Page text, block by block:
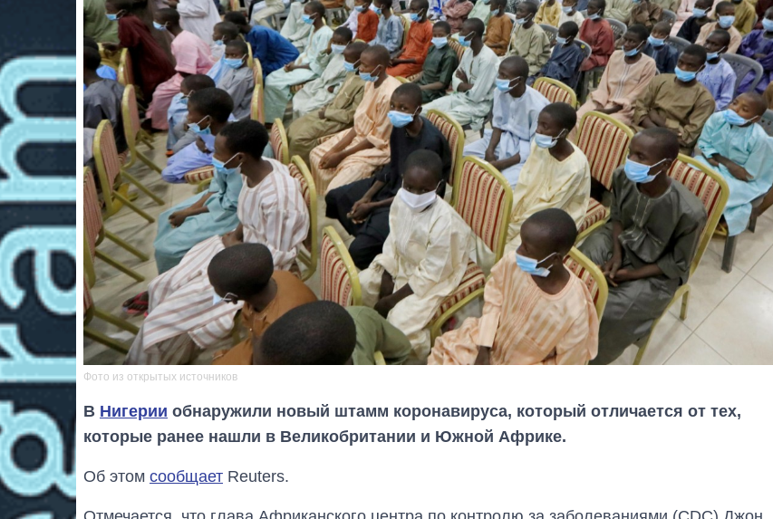
Фото из открытых источников
В Нигерии обнаружили новый штамм коронавируса, который отличается от тех,
которые ранее нашли в Великобритании и Южной Африке.
Об этом сообщает Reuters.